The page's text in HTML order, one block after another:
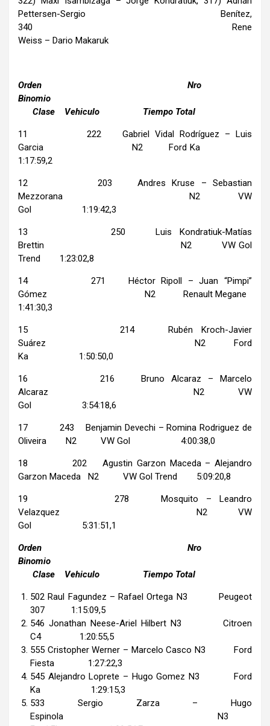
Pettersen-Sergio Benítez,
340 Rene
Weiss – Dario Makaruk
Orden Nro
Binomio
Clase Vehiculo Tiempo Total
11 222 Gabriel Vidal Rodríguez – Luis
Garcia N2 Ford Ka
1:17:59,2
12 203 Andres Kruse – Sebastian
Mezzorana N2 VW
Gol 1:19:42,3
13 250 Luis Kondratiuk-Matías
Brettin N2 VW Gol
Trend 1:23:02,8
14 271 Héctor Ripoll – Juan “Pimpi”
Gómez N2 Renault Megane
1:41:30,3
15 214 Rubén Kroch-Javier
Suárez N2 Ford
Ka 1:50:50,0
16 216 Bruno Alcaraz – Marcelo
Alcaraz N2 VW
Gol 3:54:18,6
17 243 Benjamin Devechi – Romina Rodriguez de
Oliveira N2 VW Gol 4:00:38,0
18 202 Agustin Garzon Maceda – Alejandro
Garzon Maceda N2 VW Gol Trend 5:09:20,8
19 278 Mosquito – Leandro
Velazquez N2 VW
Gol 5:31:51,1
Orden Nro
Binomio
Clase Vehiculo Tiempo Total
502 Raul Fagundez – Rafael Ortega N3 Peugeot
307 1:15:09,5
546 Jonathan Neese-Ariel Hilbert N3 Citroen
C4 1:20:55,5
555 Cristopher Werner – Marcelo Casco N3 Ford
Fiesta 1:27:22,3
545 Alejandro Loprete – Hugo Gomez N3 Ford
Ka 1:29:15,3
533 Sergio Zarza – Hugo
Espinola N3